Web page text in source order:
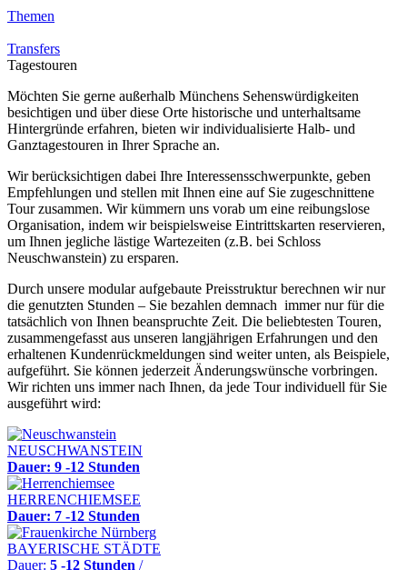
Themen
Transfers
Tagestouren
Möchten Sie gerne außerhalb Münchens Sehenswürdigkeiten
besichtigen und über diese Orte historische und unterhaltsame
Hintergründe erfahren, bieten wir individualisierte Halb- und
Ganztagestouren in Ihrer Sprache an.
Wir berücksichtigen dabei Ihre Interessensschwerpunkte, geben
Empfehlungen und stellen mit Ihnen eine auf Sie zugeschnittene
Tour zusammen. Wir kümmern uns vorab um eine reibungslose
Organisation, indem wir beispielsweise Eintrittskarten reservieren,
um Ihnen jegliche lästige Wartezeiten (z.B. bei Schloss
Neuschwanstein) zu ersparen.
Durch unsere modular aufgebaute Preisstruktur berechnen wir nur
die genutzten Stunden – Sie bezahlen demnach immer nur für die
tatsächlich von Ihnen beanspruchte Zeit. Die beliebtesten Touren,
zusammengefasst aus unseren langjährigen Erfahrungen und den
erhaltenen Kundenrückmeldungen sind weiter unten, als Beispiele,
aufgeführt. Sie können jederzeit Änderungswünsche vorbringen.
Wir richten uns immer nach Ihnen, da jede Tour individuell für Sie
ausgeführt wird:
NEUSCHWANSTEIN
Dauer: 9 -12 Stunden
HERRENCHIEMSEE
Dauer: 7 -12 Stunden
BAYERISCHE STÄDTE
Dauer: 5 -12 Stunden /